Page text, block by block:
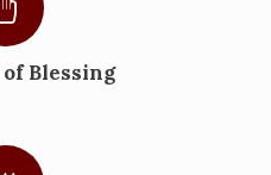
of Blessing